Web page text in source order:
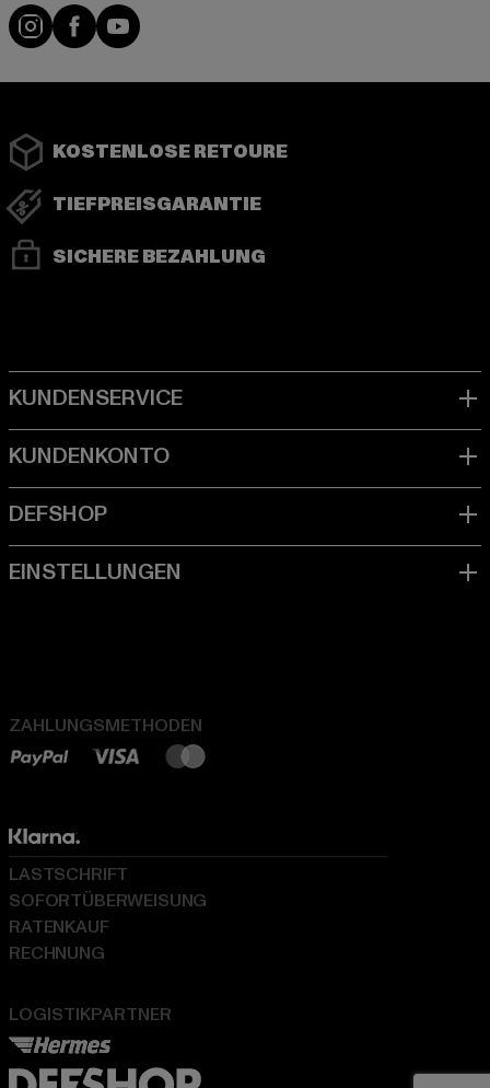
Instagram
FacebookYouTube
KOSTENLOSE RETOURE
TIEFPREISGARANTIE
SICHERE BEZAHLUNG
ZAHLUNGSMETHODEN
LOGISTIKPARTNER
LASTSCHRIFT
SOFORTÜBERWEISUNG
RATENKAUF
RECHNUNG